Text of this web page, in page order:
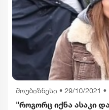
შოუბიზნესი • 29/10/2021 •
"როგორც იქნა ასაკი